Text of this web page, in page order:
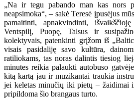
„Na ir tegu pabando man kas nors
neapsimoka“, – sakė Teresė įpusėjus
pamaitinti, apnakvindinti,
Ventspilį, Puopę, Talsus ir
kolektyvais, patenkinti grįžom iš
visais pasidaliję savo kultūra,
ratiliokams, tas noras dalintis tiesiog
minutes reikia palaukti autobuso
kitą kartą jau ir muzikantai traukia
jei keletas minučių iki pietų – žaidimai
pripildoma šio brangaus turto.